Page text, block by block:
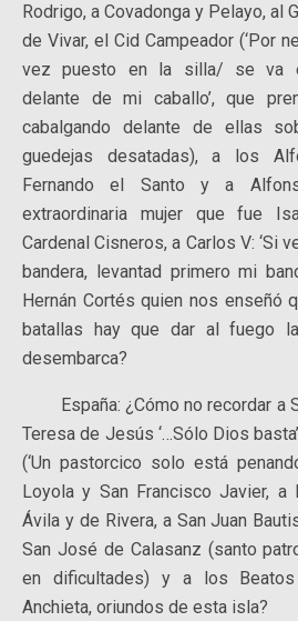
Rodrigo, a Covadonga y Pelayo, al
de Vivar, el Cid Campeador (‘Por
vez puesto en la silla/ se va
delante de mi caballo’, que
cabalgando delante de ellas
guedejas desatadas), a los
Fernando el Santo y a
extraordinaria mujer que fue
Cardenal Cisneros, a Carlos V: ‘Si
bandera, levantad primero mi
Hernán Cortés quien nos enseñó
batallas hay que dar al fuego
desembarca?
España: ¿Cómo no recordar a
Teresa de Jesús ‘…Sólo Dios
(‘Un pastorcico solo está
Loyola y San Francisco Javier,
Ávila y de Rivera, a San Juan
San José de Calasanz (santo
en dificultades) y a los
Anchieta, oriundos de esta isla?